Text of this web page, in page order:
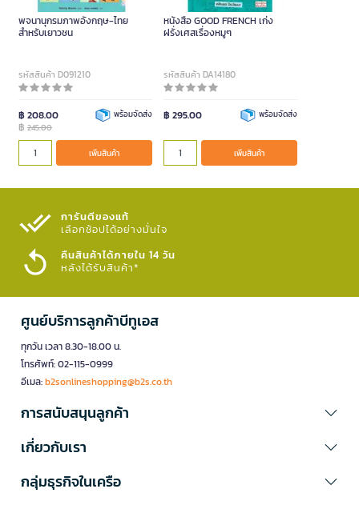
พจนานุกรมภาพอังกฤษ-ไทย
สำหรับเยาวชน
รหัสสินค้า D091210
฿ 208.00
฿ 245.00
พร้อมจัดส่ง
เพิ่มสินค้า
หนังสือ GOOD FRENCH เก่ง
ฝรั่งเศสเรื่องหมูๆ
รหัสสินค้า DA14180
฿ 295.00 พร้อมจัดส่ง
เพิ่มสินค้า
การันตีของแท้
เลือกช้อปได้อย่างมั่นใจ​
คืนสินค้าได้ภายใน 14 วัน
หลังได้รับสินค้า*
ศูนย์บริการลูกค้าบีทูเอส
ทุกวัน เวลา 8.30-18.00 น.
โทรศัพท์: 02-115-0999
อีเมล:b2sonlineshopping@b2s.co.th
การสนับสนุนลูกค้า
เกี่ยวกับเรา
กลุ่มธุรกิจในเครือ